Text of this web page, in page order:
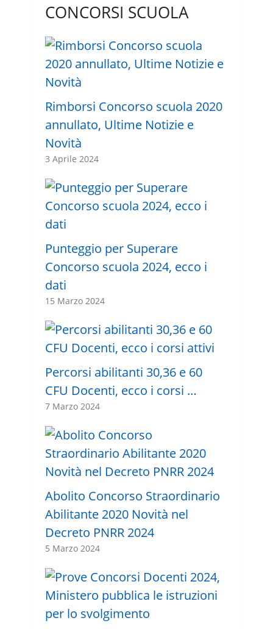
CONCORSI SCUOLA
Rimborsi Concorso scuola 2020
annullato, Ultime Notizie e
Novità
3 Aprile 2024
Punteggio per Superare
Concorso scuola 2024, ecco i
dati
15 Marzo 2024
Percorsi abilitanti 30,36 e 60
CFU Docenti, ecco i corsi …
7 Marzo 2024
Abolito Concorso Straordinario
Abilitante 2020 Novità nel
Decreto PNRR 2024
5 Marzo 2024